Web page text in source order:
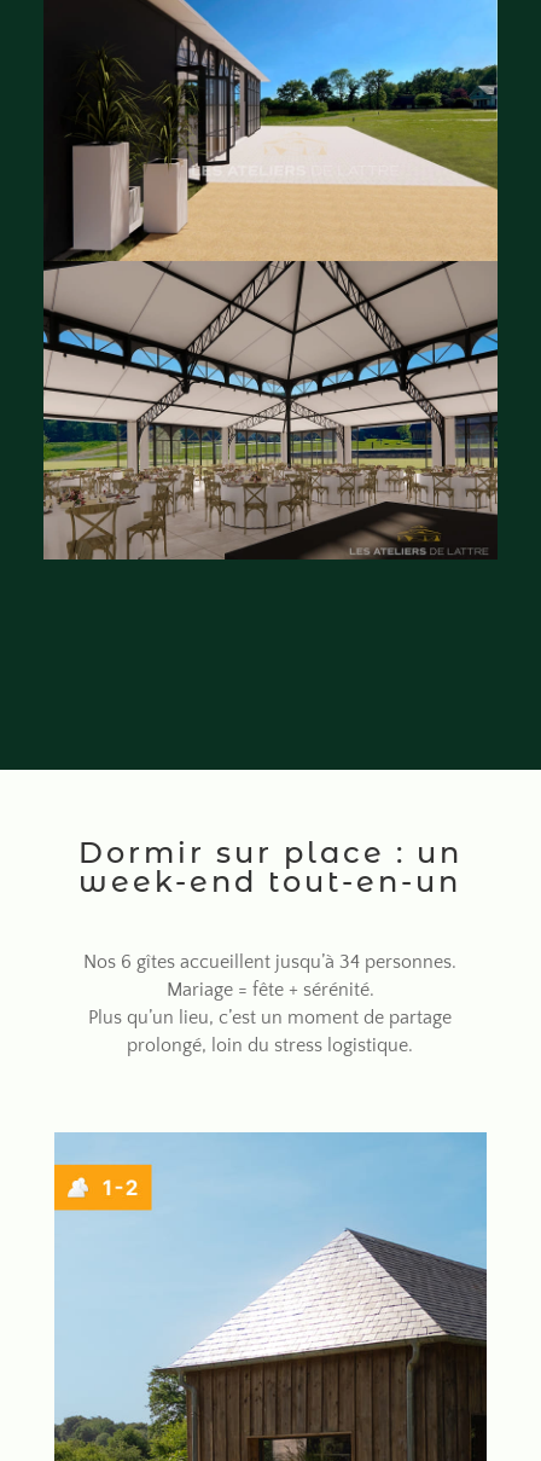
Dormir sur place : un
week-end tout-en-un
Nos 6 gîtes accueillent jusqu’à 34 personnes.
Mariage = fête + sérénité.
Plus qu’un lieu, c’est un moment de partage
prolongé, loin du stress logistique.